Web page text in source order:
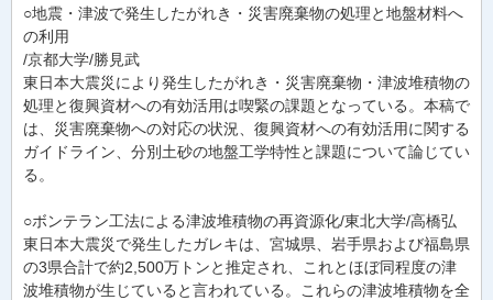
○地震・津波で発生したがれき・災害廃棄物の処理と地盤材料へ
の利用
/京都大学/勝見武
東日本大震災により発生したがれき・災害廃棄物・津波堆積物の
処理と復興資材への有効活用は喫緊の課題となっている。本稿で
は、災害廃棄物への対応の状況、復興資材への有効活用に関する
ガイドライン、分別土砂の地盤工学特性と課題について論じてい
る。
○ボンテラン工法による津波堆積物の再資源化/東北大学/高橋弘
東日本大震災で発生したガレキは、宮城県、岩手県および福島県
の3県合計で約2,500万トンと推定され、これとほぼ同程度の津
波堆積物が生じていると言われている。これらの津波堆積物を全